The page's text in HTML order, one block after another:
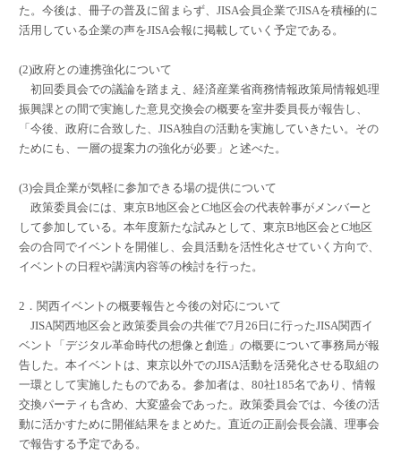
た。今後は、冊子の普及に留まらず、JISA会員企業でJISAを積極的に
活用している企業の声をJISA会報に掲載していく予定である。
(2)政府との連携強化について
初回委員会での議論を踏まえ、経済産業省商務情報政策局情報処理
振興課との間で実施した意見交換会の概要を室井委員長が報告し、
「今後、政府に合致した、JISA独自の活動を実施していきたい。その
ためにも、一層の提案力の強化が必要」と述べた。
(3)会員企業が気軽に参加できる場の提供について
政策委員会には、東京B地区会とC地区会の代表幹事がメンバーと
して参加している。本年度新たな試みとして、東京B地区会とC地区
会の合同でイベントを開催し、会員活動を活性化させていく方向で、
イベントの日程や講演内容等の検討を行った。
2．関西イベントの概要報告と今後の対応について
JISA関西地区会と政策委員会の共催で7月26日に行ったJISA関西イ
ベント「デジタル革命時代の想像と創造」の概要について事務局が報
告した。本イベントは、東京以外でのJISA活動を活発化させる取組の
一環として実施したものである。参加者は、80社185名であり、情報
交換パーティも含め、大変盛会であった。政策委員会では、今後の活
動に活かすために開催結果をまとめた。直近の正副会長会議、理事会
で報告する予定である。